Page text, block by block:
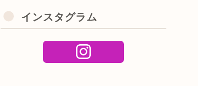
インスタグラム